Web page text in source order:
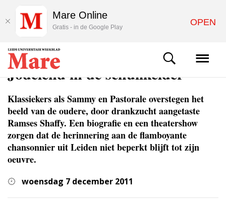
CULTUUR
Jodelend in de schuilkelder
Klassiekers als Sammy en Pastorale overstegen het
beeld van de oudere, door drankzucht aangetaste
Ramses Shaffy. Een biografie en een theatershow
zorgen dat de herinnering aan de flamboyante
chansonnier uit Leiden niet beperkt blijft tot zijn
oeuvre.
woensdag 7 december 2011
Mare Online
Gratis - in de Google Play OPEN